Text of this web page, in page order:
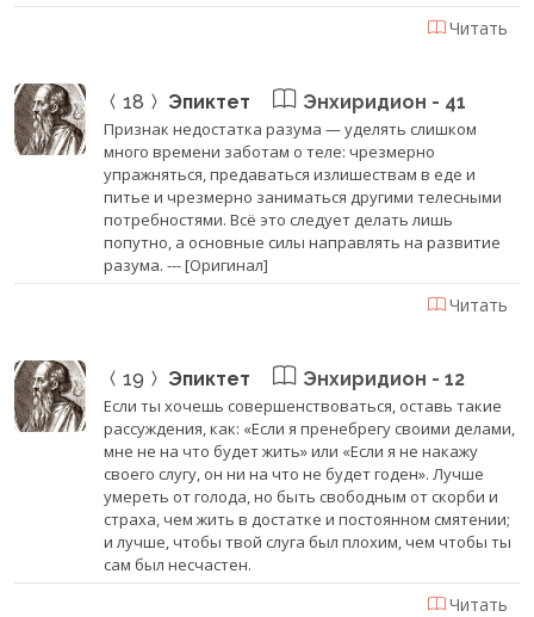
Читать
18 Эпиктет Энхиридион - 41
Признак недостатка разума — уделять слишком
много времени заботам о теле: чрезмерно
упражняться, предаваться излишествам в еде и
питье и чрезмерно заниматься другими телесными
потребностями. Всё это следует делать лишь
попутно, а основные силы направлять на развитие
разума. --- [Оригинал]
Читать
19 Эпиктет Энхиридион - 12
Если ты хочешь совершенствоваться, оставь такие
рассуждения, как: «Если я пренебрегу своими делами,
мне не на что будет жить» или «Если я не накажу
своего слугу, он ни на что не будет годен». Лучше
умереть от голода, но быть свободным от скорби и
страха, чем жить в достатке и постоянном смятении;
и лучше, чтобы твой слуга был плохим, чем чтобы ты
сам был несчастен.
Читать